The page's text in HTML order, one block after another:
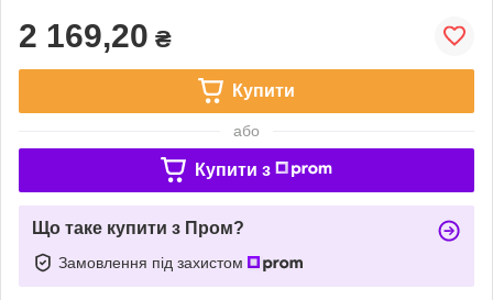
2 169,20 ₴
Купити
або
Купити з
Що таке купити з Пром?
Замовлення під захистом